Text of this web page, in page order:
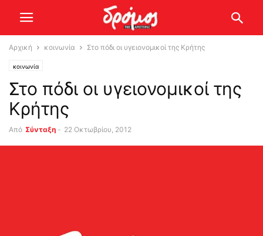
Αρχική κοινωνία Στο πόδι oι υγειονομικοί της Κρήτης
κοινωνία
Στο πόδι oι υγειονομικοί της
Κρήτης
Από Σύνταξη - 22 Οκτωβρίου, 2012